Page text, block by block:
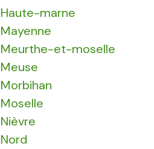
Haute-marne
Mayenne
Meurthe-et-moselle
Meuse
Morbihan
Moselle
Nièvre
Nord